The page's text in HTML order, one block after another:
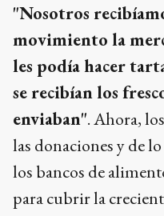
"Nosotros
movimiento la
les podía hacer
se recibían los
enviaban". Ahora,
las donaciones y de
los bancos de
para cubrir la